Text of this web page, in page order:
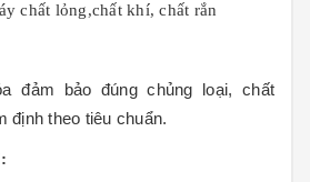
chất lỏng,chất khí, chất rắn
đảm bảo đúng chủng loại, chất
định theo tiêu chuẩn.